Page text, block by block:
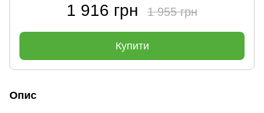
1 916 грн 1 955 грн
Купити
Опис